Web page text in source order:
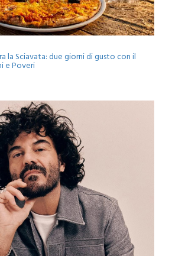
la Sciavata: due giorni di gusto con il
Poveri